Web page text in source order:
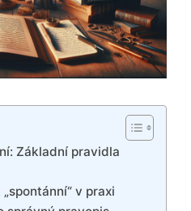
Základní pravidla
v praxi